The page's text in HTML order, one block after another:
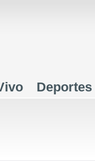
Deportes